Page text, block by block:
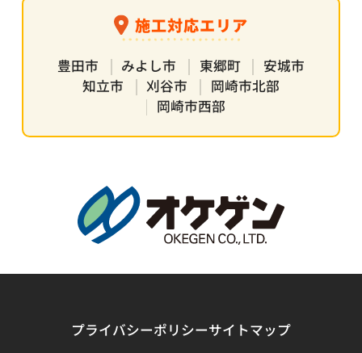
施工対応エリア
豊田市 みよし市 東郷町
安城市
知立市
刈谷市
岡崎市北部
岡崎市西部
プライバシーポリシーサイトマップ